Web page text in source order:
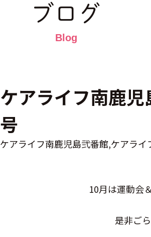
ブログ
ケアライフ南鹿
号
ケアライフ南鹿児島弐番館 ケアライ
10月は運動会
是非ご